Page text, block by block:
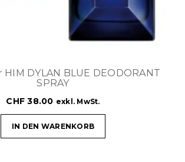
HIM DYLAN BLUE DEODORANT
SPRAY
CHF 38.00 exkl. MwSt.
IN DEN WARENKORB